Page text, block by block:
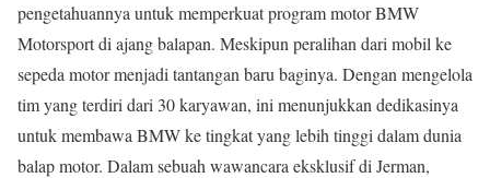
pengetahuannya untuk memperkuat program motor BMW
Motorsport di ajang balapan. Meskipun peralihan dari mobil ke
sepeda motor menjadi tantangan baru baginya. Dengan mengelola
tim yang terdiri dari 30 karyawan, ini menunjukkan dedikasinya
untuk membawa BMW ke tingkat yang lebih tinggi dalam dunia
balap motor. Dalam sebuah wawancara eksklusif di Jerman,